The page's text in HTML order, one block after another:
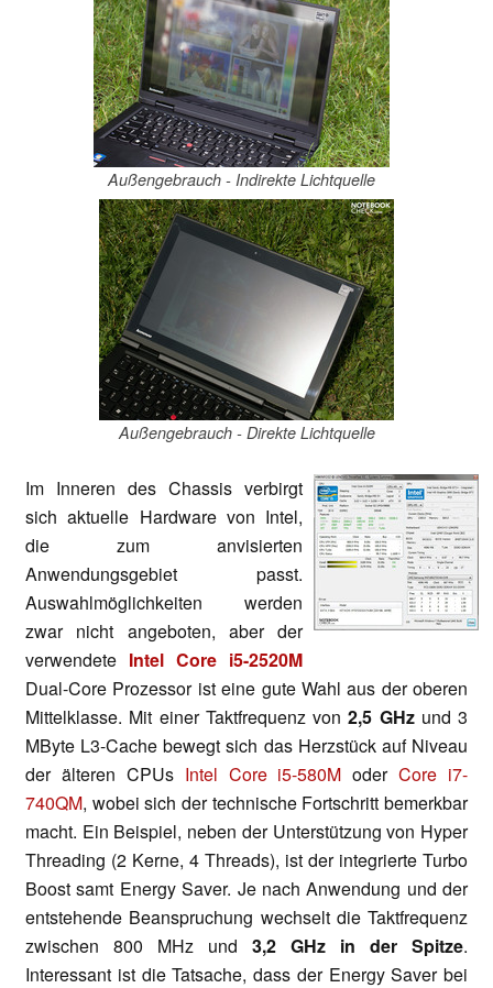
Außengebrauch - Indirekte Lichtquelle
Außengebrauch - Direkte Lichtquelle
Im Inneren des Chassis verbirgt
sich aktuelle Hardware von Intel,
die zum anvisierten
Anwendungsgebiet passt.
Auswahlmöglichkeiten werden
zwar nicht angeboten, aber der
verwendete Intel Core i5-2520M
Dual-Core Prozessor ist eine gute Wahl aus der oberen
Mittelklasse. Mit einer Taktfrequenz von2,5 GHz und 3
MByte L3-Cache bewegt sich das Herzstück auf Niveau
der älteren CPUs Intel Core i5-580M oderCore i7-
740QM, wobei sich der technische Fortschritt bemerkbar
macht. Ein Beispiel, neben der Unterstützung von Hyper
Threading (2 Kerne, 4 Threads), ist der integrierte Turbo
Boost samt Energy Saver. Je nach Anwendung und der
entstehende Beanspruchung wechselt die Taktfrequenz
zwischen 800 MHz und 3,2 GHz in der Spitze.
Interessant ist die Tatsache, dass der Energy Saver bei